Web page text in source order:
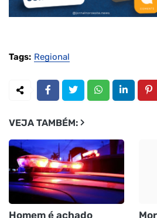
Tags: Regional
VEJA TAMBÉM:
Homem é achado